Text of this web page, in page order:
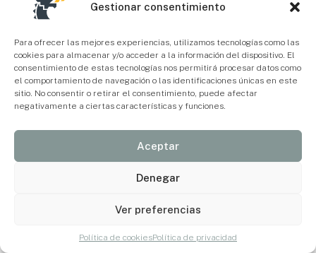
Gestionar consentimiento
Para ofrecer las mejores experiencias, utilizamos tecnologías como las
cookies para almacenar y/o acceder a la información del dispositivo. El
consentimiento de estas tecnologías nos permitirá procesar datos como
el comportamiento de navegación o las identificaciones únicas en este
sitio. No consentir o retirar el consentimiento, puede afectar
negativamente a ciertas características y funciones.
Aceptar
Denegar
Ver preferencias
Política de cookiesPolítica de privacidad